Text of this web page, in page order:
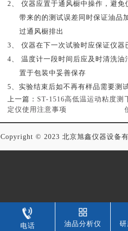
2、 仪器应置于通风橱中操作，避免
带来的的测试误差同时保证油品
过通风橱排出
3、 仪器在下一次试验时应保证仪器
4、 温度计一段时间后应及时清洗油
置于包装中妥善保存
5、实验结束后如不再有样品需要测
上一篇： ST-1516高低温运动粘度测
定仪使用注意事项
Copyright © 2023 北京旭鑫仪器设备
电话 油品分析仪 研